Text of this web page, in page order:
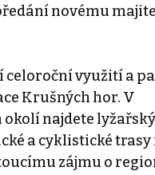
novému
celoroční využití a
Krušných hor. V
najdete
a cyklistické trasy
zájmu o